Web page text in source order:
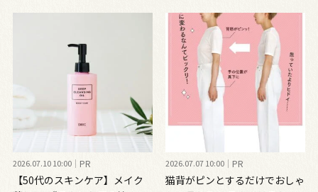
2026.07.10 10:00 PR
【50代のスキンケア】メイク
2026.07.07 10:00 PR
猫背がピンとするだけでおしゃ